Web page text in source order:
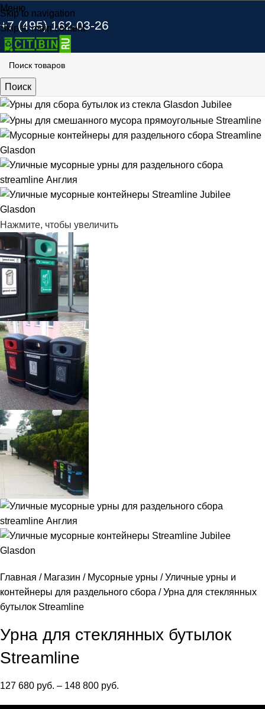
Skip to navigation
Skip to main content
Меню
+7 (495) 162-03-26
Поиск
Нажмите, чтобы увеличить
Главная Магазин Мусорные урны
Уличные урны и
контейнеры для раздельного сбора
Урна для стеклянных
бутылок Streamline
Урна для стеклянных бутылок
Streamline
127 680 руб. – 148 800 руб.